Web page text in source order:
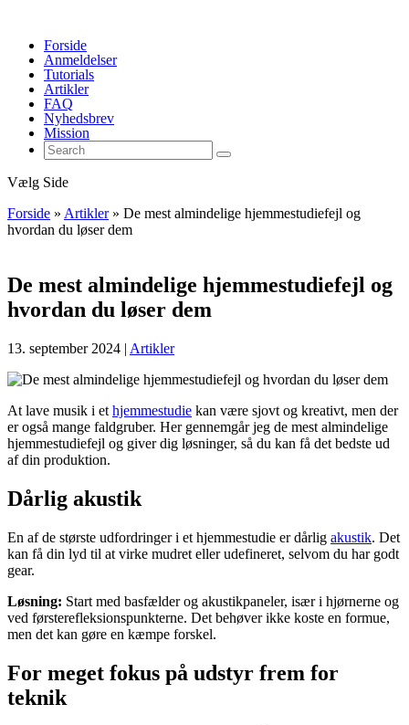
Forside
Anmeldelser
Tutorials
Artikler
FAQ
Nyhedsbrev
Mission
Vælg Side
Forside » Artikler » De mest almindelige hjemmestudiefejl og
hvordan du løser dem
De mest almindelige hjemmestudiefejl og
hvordan du løser dem
13. september 2024 | Artikler
At lave musik i et hjemmestudie kan være sjovt og kreativt, men der
er også mange faldgruber. Her gennemgår jeg de mest almindelige
hjemmestudiefejl og giver dig løsninger, så du kan få det bedste ud
af din produktion.
Dårlig akustik
En af de største udfordringer i et hjemmestudie er dårlig akustik. Det
kan få din lyd til at virke mudret eller udefineret, selvom du har godt
gear.
Løsning: Start med basfælder og akustikpaneler, især i hjørnerne og
ved førsterefleksionspunkterne. Det behøver ikke koste en formue,
men det kan gøre en kæmpe forskel.
For meget fokus på udstyr frem for
teknik